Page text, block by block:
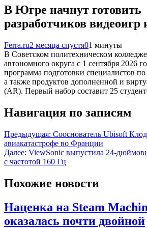
В Югре начнут готовить
разработчиков видеоигр
Ferra.ru2 месяца спустя01 минуты
В Советском политехническом
автономного округа с 1 сентября 2026
программа подготовки специалистов по
а также продуктов дополненной и
(AR). Первый набор составит 25
Навигация по записям
Предыдущая: Сооснователь Ubisoft
авиакатастрофе во Франции
Далее: ViewSonic выпустила 24-
с частотой 160 Гц
Похожие новости
Наценка на Steam
оказалась почти двойной